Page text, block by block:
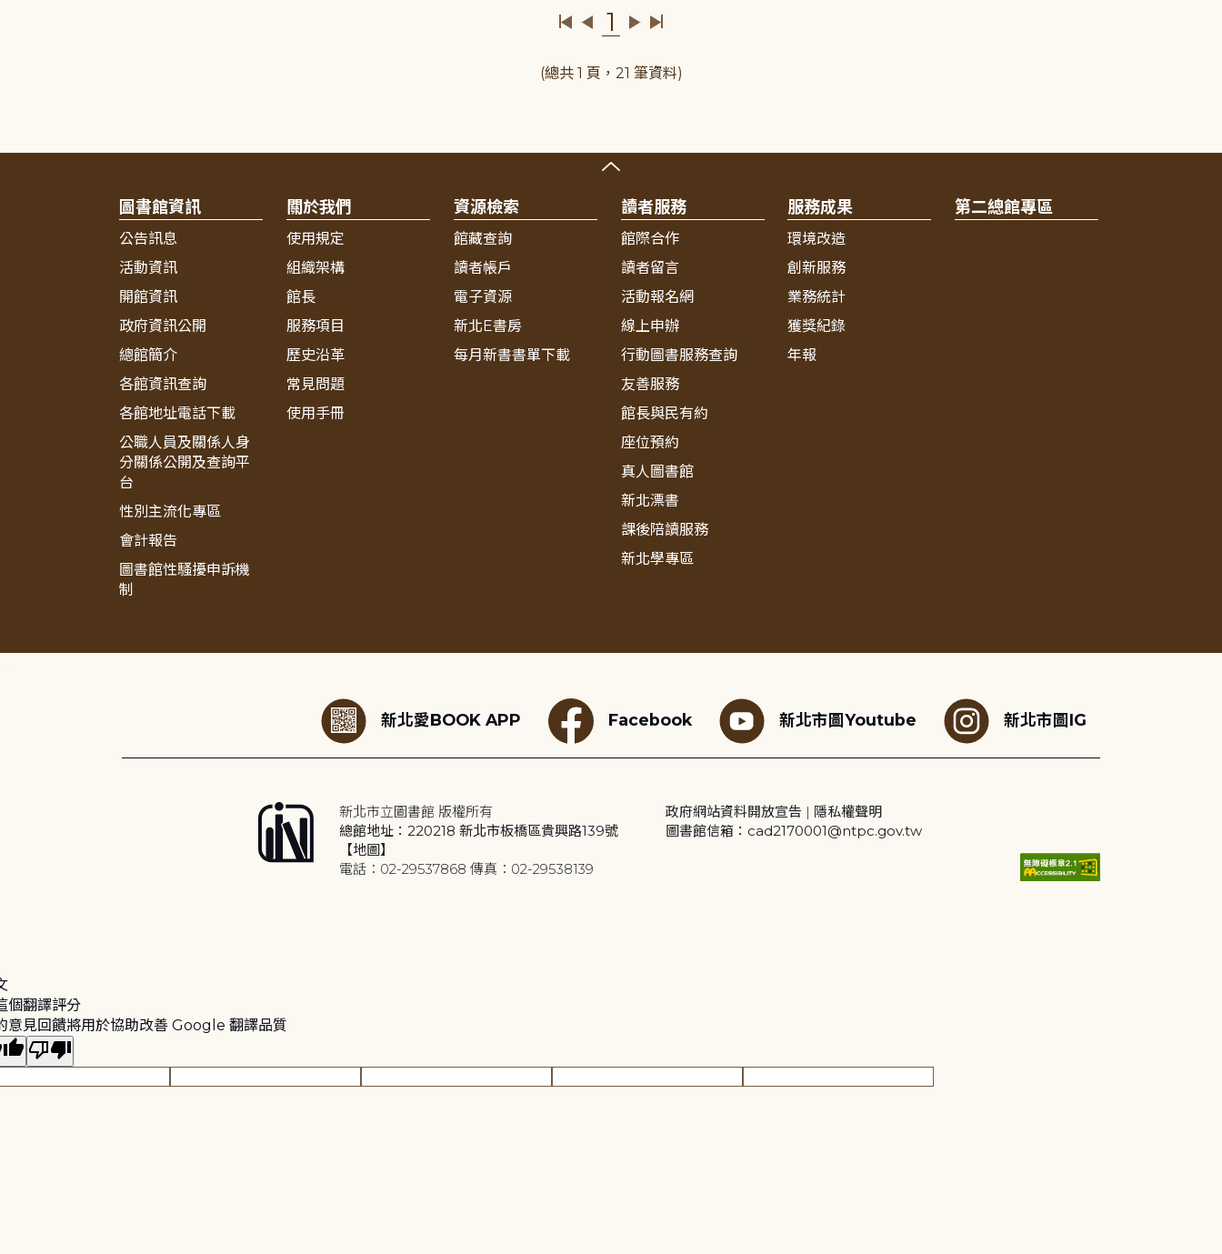
1
(總共 1 頁，21 筆資料)
圖書館資訊
公告訊息
活動資訊
開館資訊
政府資訊公開
總館簡介
各館資訊查詢
各館地址電話下載
公職人員及關係人身
分關係公開及查詢平
台
性別主流化專區
會計報告
圖書館性騷擾申訴機
制
關於我們
使用規定
組織架構
館長
服務項目
歷史沿革
常見問題
使用手冊
資源檢索
館藏查詢
讀者帳戶
電子資源
新北E書房
每月新書書單下載
讀者服務
館際合作
讀者留言
活動報名網
線上申辦
行動圖書服務查詢
友善服務
館長與民有約
座位預約
真人圖書館
新北漂書
課後陪讀服務
新北學專區
服務成果
環境改造
創新服務
業務統計
獲獎紀錄
年報
第二總館專區
新北愛BOOK APP Facebook 新北市圖Youtube 新北市圖IG
新北市立圖書館 版權所有
總館地址：220218 新北市板橋區貴興路139號
【地圖】
電話：02-29537868 傳真：02-29538139
政府網站資料開放宣告 | 隱私權聲明
圖書館信箱：cad2170001@ntpc.gov.tw
個翻譯評分
意見回饋將用於協助改善 Google 翻譯品質